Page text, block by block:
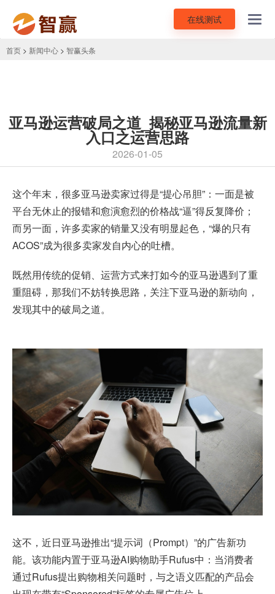
在线测试
首页 > 新闻中心 > 智赢头条
亚马逊运营破局之道_揭秘亚马逊流量新
入口之运营思路
2026-01-05
这个年末，很多亚马逊卖家过得是“提心吊胆”：一面是被
平台无休止的报错和愈演愈烈的价格战“逼”得反复降价；
而另一面，许多卖家的销量又没有明显起色，“爆的只有
ACOS”成为很多卖家发自内心的吐槽。
既然用传统的促销、运营方式来打如今的亚马逊遇到了重
重阻碍，那我们不妨转换思路，关注下亚马逊的新动向，
发现其中的破局之道。
这不，近日亚马逊推出“提示词（Prompt）”的广告新功
能。该功能内置于亚马逊AI购物助手Rufus中：当消费者
通过Rufus提出购物相关问题时，与之语义匹配的产品会